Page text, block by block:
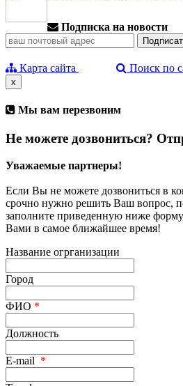
Подписка на новости
Карта сайта Поиск по
x
Мы вам перезвоним
Не можете дозвониться?
Уважаемые партнеры!
Если Вы не можете дозвониться в
срочно нужно решить Ваш вопрос,
заполните приведенную ниже
Вами в самое ближайшее время!
Название огрганизации
Город
ФИО *
Должность
E-mail *